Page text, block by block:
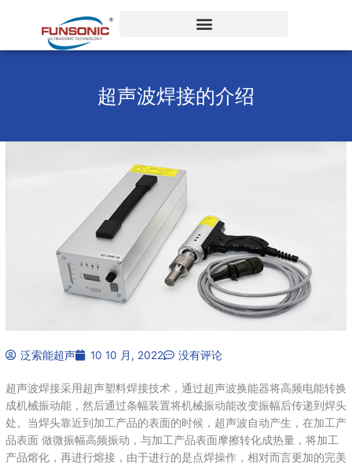
超声波焊接的介绍
泛索能超声 10 10 月, 2022 没有评论
超声波焊接采用超声塑料焊接技术，通过超声波换能器将高频电能转换
成机械振动能，然后通过条幅装置将机械振动能改变振幅后传递到焊头
处。当焊头靠近到加工产品的表面的时候，超声波自动产生，在加工产
品表面 做微振幅高频振动，与加工产品表面摩擦转化成热量，将加工
产品熔化，再进行熔接，由于进行的是点焊操作，相对而言更加的完美